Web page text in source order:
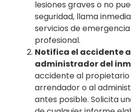
lesiones graves o no
seguridad, llama
servicios de
profesional.
Notifica el accidente
administrador del
accidente al propietario
arrendador o al
antes posible. Solicita